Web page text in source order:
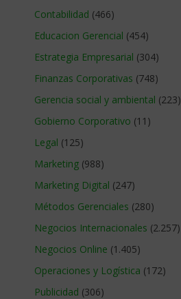
Contabilidad (466)
Educacion Gerencial (454)
Estrategia Empresarial (304)
Finanzas Corporativas (748)
Gerencia social y ambiental (223)
Gobierno Corporativo (11)
Legal (125)
Marketing (988)
Marketing Digital (247)
Métodos Gerenciales (280)
Negocios Internacionales (2.257)
Negocios Online (1.405)
Operaciones y Logística (172)
Publicidad (306)